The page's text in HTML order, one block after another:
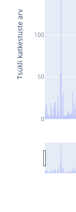
0
50
100
Tsükli katkestuste arv